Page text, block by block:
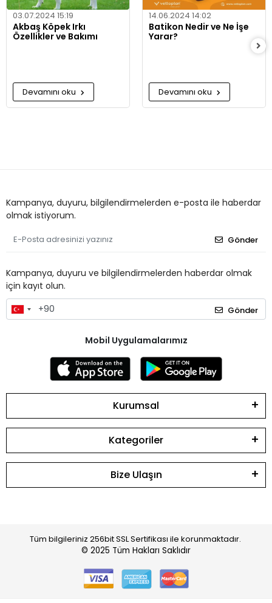
03.07.2024 15:19
Akbaş Köpek Irkı
Özellikler ve Bakımı
Devamını oku
14.06.2024 14:02
Batikon Nedir ve Ne İşe
Yarar?
Devamını oku
Kampanya, duyuru, bilgilendirmelerden e-posta ile haberdar
olmak istiyorum.
Gönder
Kampanya, duyuru ve bilgilendirmelerden haberdar olmak
için kayıt olun.
Gönder
Mobil Uygulamalarımız
Kurumsal
Kategoriler
Bize Ulaşın
Tüm bilgileriniz 256bit SSL Sertifikası ile korunmaktadır.
© 2025 Tüm Hakları Saklıdır